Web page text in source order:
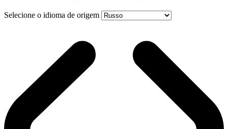
Selecione o idioma de origem